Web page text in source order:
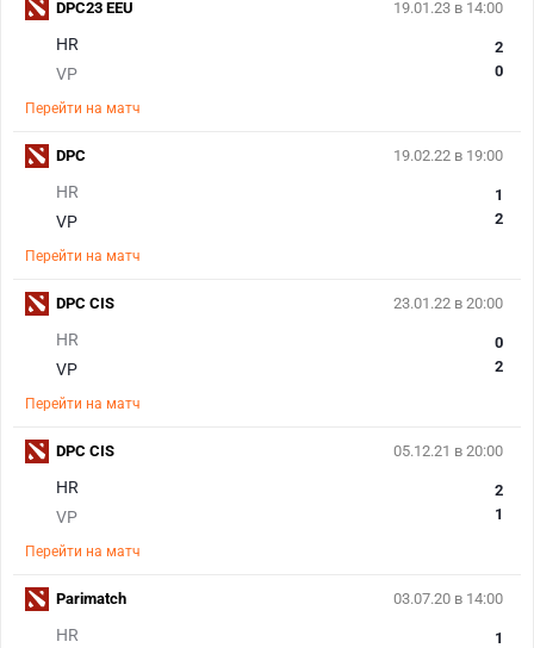
19.01.23 в 14:00
HR
VP
2
0
Перейти на матч
DPC23 EEU
19.02.22 в 19:00
HR
VP
1
2
Перейти на матч
DPC
23.01.22 в 20:00
HR
VP
0
2
Перейти на матч
DPC CIS
05.12.21 в 20:00
HR
VP
2
1
Перейти на матч
DPC CIS
03.07.20 в 14:00
HR
1
Parimatch